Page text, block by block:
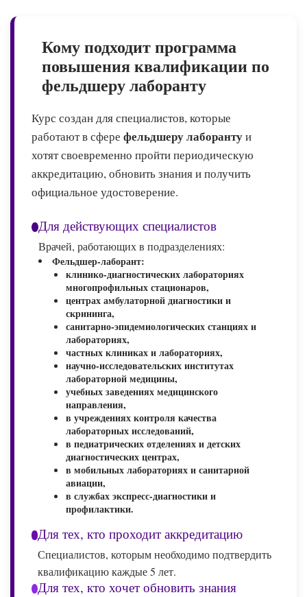
Кому подходит программа
повышения квалификации по
фельдшеру лаборанту
Курс создан для специалистов, которые
работают в сфере фельдшеру лаборантуи
хотят своевременно пройти периодическую
аккредитацию, обновить знания и получить
официальное удостоверение.
Для действующих специалистов
Врачей, работающих в подразделениях:
Фельдшер-лаборант:
клинико-диагностических лабораториях
многопрофильных стационаров,
центрах амбулаторной диагностики и
скрининга,
санитарно-эпидемиологических станциях и
лабораториях,
частных клиниках и лабораториях,
научно-исследовательских институтах
лабораторной медицины,
учебных заведениях медицинского
направления,
в учреждениях контроля качества
лабораторных исследований,
в педиатрических отделениях и детских
диагностических центрах,
в мобильных лабораториях и санитарной
авиации,
в службах экспресс-диагностики и
профилактики.
Для тех, кто проходит аккредитацию
Специалистов, которым необходимо подтвердить
квалификацию каждые 5 лет.
Для тех, кто хочет обновить знания